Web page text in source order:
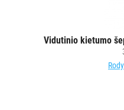
Vidutinio kietumo